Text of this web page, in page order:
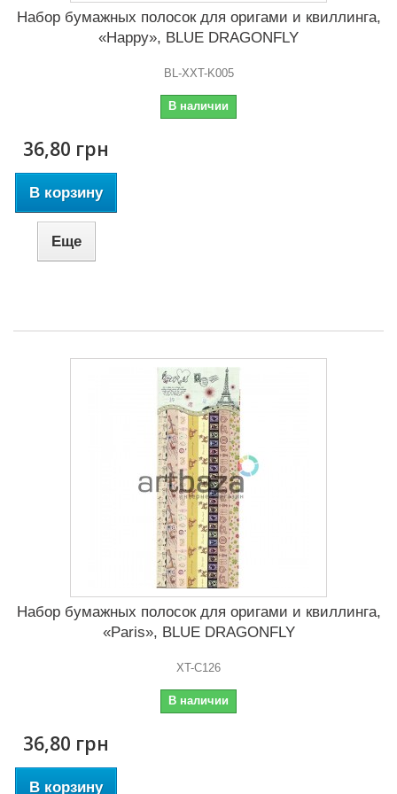
Набор бумажных полосок для оригами и квиллинга,
«Happy», BLUE DRAGONFLY
BL-XXT-K005
В наличии
36,80 грн
В корзину
Еще
Набор бумажных полосок для оригами и квиллинга,
«Paris», BLUE DRAGONFLY
XT-C126
В наличии
36,80 грн
В корзину